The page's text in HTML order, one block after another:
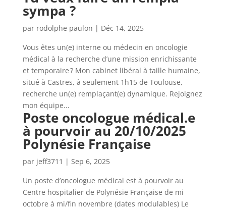
sympa ?
par rodolphe paulon | Déc 14, 2025
Vous êtes un(e) interne ou médecin en oncologie
médical à la recherche d’une mission enrichissante
et temporaire ? Mon cabinet libéral à taille humaine,
situé à Castres, à seulement 1h15 de Toulouse,
recherche un(e) remplaçant(e) dynamique. Rejoignez
mon équipe...
Poste oncologue médical.e
à pourvoir au 20/10/2025
Polynésie Française
par jeff3711 | Sep 6, 2025
Un poste d’oncologue médical est à pourvoir au
Centre hospitalier de Polynésie Française de mi
octobre à mi/fin novembre (dates modulables) Le